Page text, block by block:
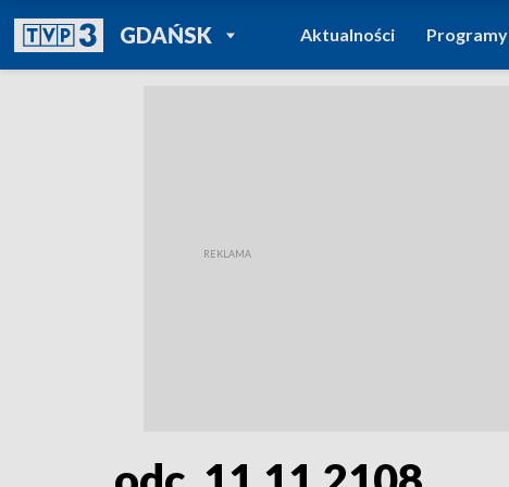
GDAŃSKPOWRÓT DO
TVP REGIONY
Aktualności Programy